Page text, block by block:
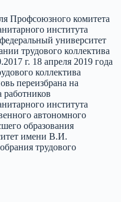
Профсоюзного комитета
института
университет
трудового коллектива
г. 18 апреля 2019 года
коллектива
переизбрана на
работников
института
автономного
образования
имени В.И.
трудового